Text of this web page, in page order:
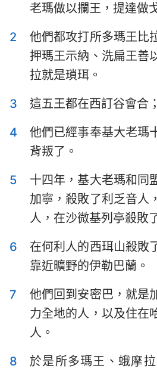
以斯拉記 尼
以斯帖記 約
詩篇
耶利米哀歌
但以理書 何
約珥書 阿
俄巴底亞書 約
彌迦書 那
哈該書 撒
瑪拉基書
老瑪做以攔王，提達做
2
他們都攻打所多瑪王比
押瑪王示納、洗扁王善
拉就是瑣珥。
3
這五王都在西訂谷會合
4
他們已經事奉基大老瑪
背叛了。
5
十四年，基大老瑪和同
加寧，殺敗了利乏音人
人，在沙微基列亭殺敗
6
在何利人的西珥山殺敗
靠近曠野的伊勒巴蘭。
7
他們回到安密巴，就是
力全地的人，以及住在
人。
8
於是所多瑪王、蛾摩